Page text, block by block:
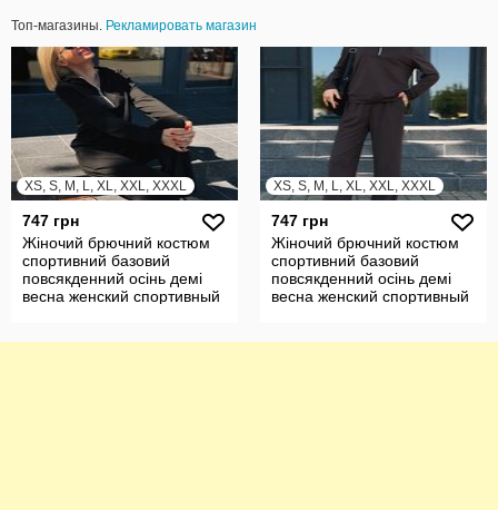
Топ-магазины. Рекламировать магазин
XS, S, M, L, XL, XXL, XXXL
747 грн
Жіночий брючний костюм
спортивний базовий
повсякденний осінь демі
весна женский спортивный
XS, S, M, L, XL, XXL, XXXL
747 грн
Жіночий брючний костюм
спортивний базовий
повсякденний осінь демі
весна женский спортивный